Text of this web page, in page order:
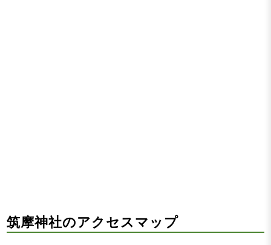
筑摩神社のアクセスマップ